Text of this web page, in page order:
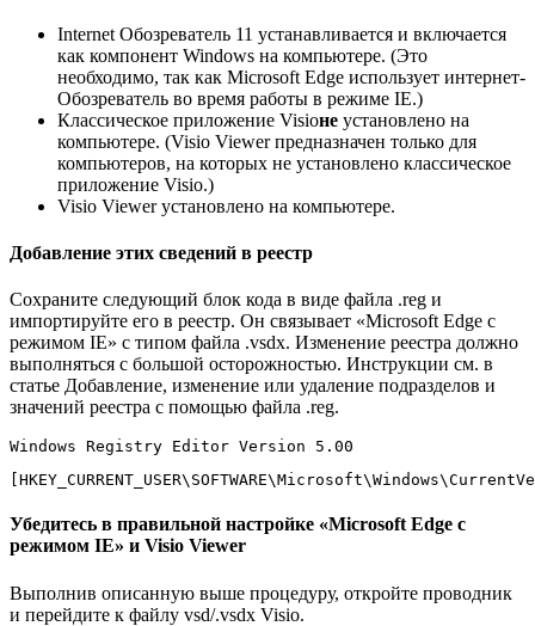
Internet Обозреватель 11 устанавливается и включается
как компонент Windows на компьютере. (Это
необходимо, так как Microsoft Edge использует интернет-
Обозреватель во время работы в режиме IE.)
Классическое приложение Visioне установлено на
компьютере. (Visio Viewer предназначен только для
компьютеров, на которых не установлено классическое
приложение Visio.)
Visio Viewer установлено на компьютере.
Добавление этих сведений в реестр
Сохраните следующий блок кода в виде файла .reg и
импортируйте его в реестр. Он связывает «Microsoft Edge с
режимом IE» с типом файла .vsdx. Изменение реестра должно
выполняться с большой осторожностью. Инструкции см. в
статье Добавление, изменение или удаление подразделов и
значений реестра с помощью файла .reg.
Windows Registry Editor Version 5.00
Убедитесь в правильной настройке «Microsoft Edge с
режимом IE» и Visio Viewer
Выполнив описанную выше процедуру, откройте проводник
и перейдите к файлу vsd/.vsdx Visio.